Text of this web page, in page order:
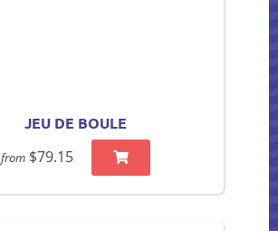
JEU DE BOULE
from $79.15